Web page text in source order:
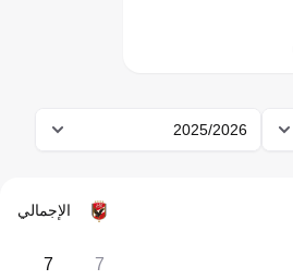
2025/2026
الإجمالي
7
7